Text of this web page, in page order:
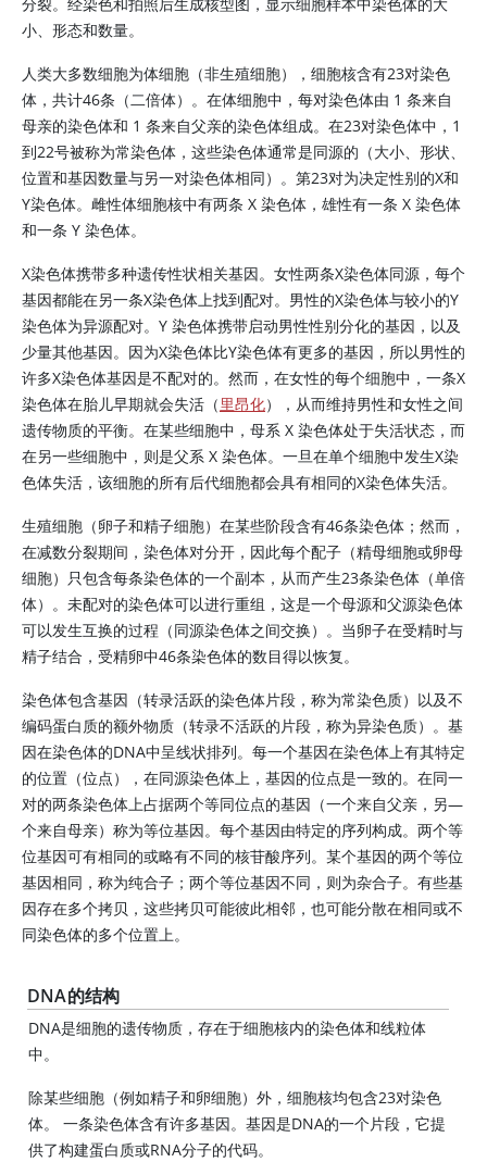
小、形态和数量。
人类大多数细胞为体细胞（非生殖细胞），细胞核含有23对染色
体，共计46条（二倍体）。在体细胞中，每对染色体由 1 条来自
母亲的染色体和 1 条来自父亲的染色体组成。在23对染色体中，1
到22号被称为常染色体，这些染色体通常是同源的（大小、形状、
位置和基因数量与另一对染色体相同）。第23对为决定性别的X和
Y染色体。雌性体细胞核中有两条 X 染色体，雄性有一条 X 染色体
和一条 Y 染色体。
X染色体携带多种遗传性状相关基因。女性两条X染色体同源，每个
基因都能在另一条X染色体上找到配对。男性的X染色体与较小的Y
染色体为异源配对。Y 染色体携带启动男性性别分化的基因，以及
少量其他基因。因为X染色体比Y染色体有更多的基因，所以男性的
许多X染色体基因是不配对的。然而，在女性的每个细胞中，一条X
染色体在胎儿早期就会失活（里昂化），从而维持男性和女性之间
遗传物质的平衡。在某些细胞中，母系 X 染色体处于失活状态，而
在另一些细胞中，则是父系 X 染色体。一旦在单个细胞中发生X染
色体失活，该细胞的所有后代细胞都会具有相同的X染色体失活。
生殖细胞（卵子和精子细胞）在某些阶段含有46条染色体；然而，
在减数分裂期间，染色体对分开，因此每个配子（精母细胞或卵母
细胞）只包含每条染色体的一个副本，从而产生23条染色体（单倍
体）。未配对的染色体可以进行重组，这是一个母源和父源染色体
可以发生互换的过程（同源染色体之间交换）。当卵子在受精时与
精子结合，受精卵中46条染色体的数目得以恢复。
染色体包含基因（转录活跃的染色体片段，称为常染色质）以及不
编码蛋白质的额外物质（转录不活跃的片段，称为异染色质）。基
因在染色体的DNA中呈线状排列。每一个基因在染色体上有其特定
的位置（位点），在同源染色体上，基因的位点是一致的。在同一
对的两条染色体上占据两个等同位点的基因（一个来自父亲，另—
个来自母亲）称为等位基因。每个基因由特定的序列构成。两个等
位基因可有相同的或略有不同的核苷酸序列。某个基因的两个等位
基因相同，称为纯合子；两个等位基因不同，则为杂合子。有些基
因存在多个拷贝，这些拷贝可能彼此相邻，也可能分散在相同或不
同染色体的多个位置上。
DNA的结构
DNA是细胞的遗传物质，存在于细胞核内的染色体和线粒体
中。
除某些细胞（例如精子和卵细胞）外，细胞核均包含23对染色
体。 一条染色体含有许多基因。基因是DNA的一个片段，它提
供了构建蛋白质或RNA分子的代码。